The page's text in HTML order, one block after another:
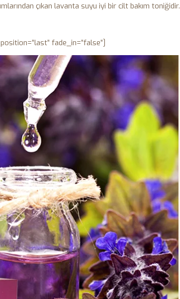
çıkan lavanta suyu iyi bir cilt bakım toniğidir.
fade_in=”false”]